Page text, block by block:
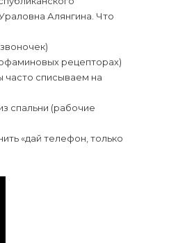
Алянгина. Что
рецепторах)
списываем на
спальни (рабочие
«дай телефон, только